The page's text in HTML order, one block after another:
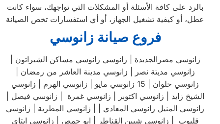
بالرد على كافة الأسئلة أو المشكلات التي تواجهك، سواء كانت
عطل، أو كيفية تشغيل الجهاز، أو أي استفسارات تخص الصيانة
فروع صيانة زانوسي
زانوسي مصرالجديدة | زانوسي زانوسي مساكن الشيراتون |
زانوسي مديتة نصر | زانوسي مدينة العاشر من رمضان |
زانوسي حلوان | 15 زانوسي مايو | زانوسي الهرم | زانوسي
الشيخ زايد | زانوسي اكتوبر | زانوسي غمرة | زانوسي فيصل |
زانوسي المنيل زانوسي المعادي | | زانوسي المطرية | زانوسي
قليوب | زانوسي شبين القناطر | ابو حمص | زانوسي ايتاي